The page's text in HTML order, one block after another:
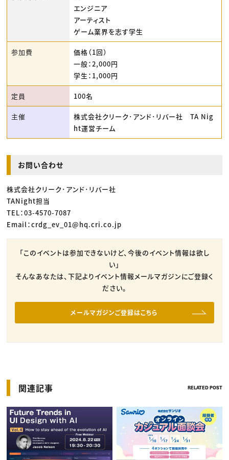
エンジニア
アーティスト
ゲーム業界を志す学生
参加費
価格（1回）
一般：2,000円
学生：1,000円
定員 100名
主催
株式会社クリーク･アンド･リバー社 TA Nig
ht運営チーム
お問い合わせ
株式会社クリーク･アンド･リバー社
TANight担当
TEL：03-4570-7087
Email：crdg_ev_01@hq.cri.co.jp
「このイベントは参加できないけど、今後のイベント情報は欲し
い」
そんなあなたは、下記よりイベント情報メールマガジンにご登録く
ださい。
メールマガジンご登録はこちら
関連記事 RELATED POST